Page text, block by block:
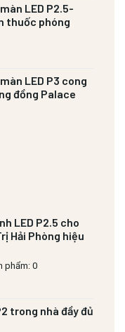
LED P2.5-
thuốc phóng
LED P3 cong
đồng Palace
LED P2.5 cho
Hải Phòng hiệu
phẩm: 0
trong nhà đầy đủ